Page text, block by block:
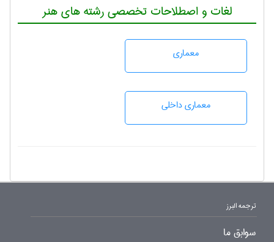
لغات و اصطلاحات تخصصی رشته های هنر
معماری
معماری داخلی
ترجمه البرز
سوابق ما